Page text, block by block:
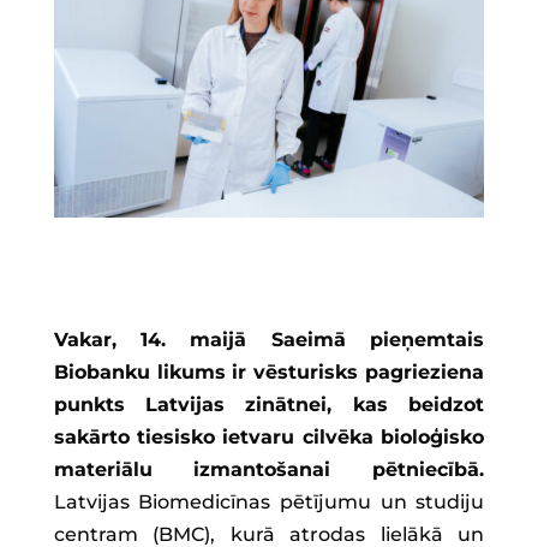
Vakar, 14. maijā Saeimā pieņemtais
Biobanku likums ir vēsturisks pagrieziena
punkts Latvijas zinātnei, kas beidzot
sakārto tiesisko ietvaru cilvēka bioloģisko
materiālu izmantošanai pētniecībā.
Latvijas Biomedicīnas pētījumu un studiju
centram (BMC), kurā atrodas lielākā un